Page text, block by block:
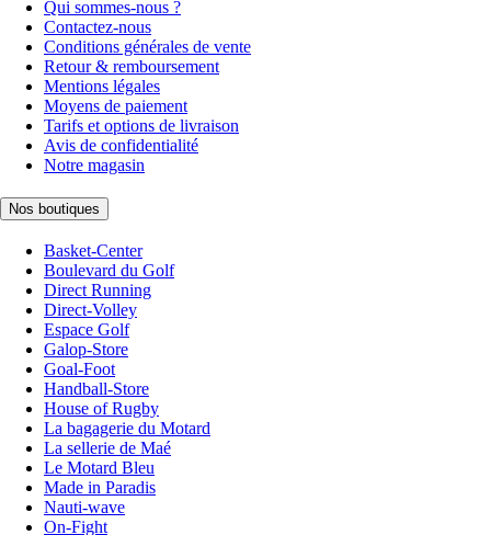
Qui sommes-nous ?
Contactez-nous
Conditions générales de vente
Retour & remboursement
Mentions légales
Moyens de paiement
Tarifs et options de livraison
Avis de confidentialité
Notre magasin
Nos boutiques
Basket-Center
Boulevard du Golf
Direct Running
Direct-Volley
Espace Golf
Galop-Store
Goal-Foot
Handball-Store
House of Rugby
La bagagerie du Motard
La sellerie de Maé
Le Motard Bleu
Made in Paradis
Nauti-wave
On-Fight